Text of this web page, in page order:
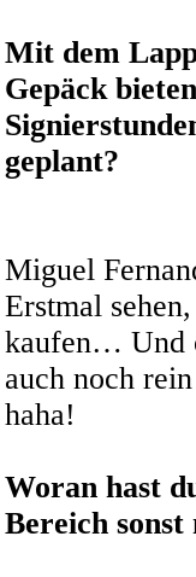
Mit dem
Gepäck
geplant?
Miguel
Erstmal
kaufen… Und
auch noch
haha!
Woran hast
Bereich sonst